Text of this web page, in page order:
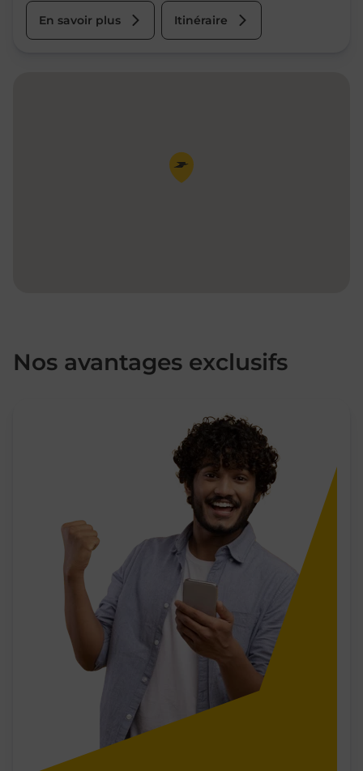
En savoir plus Itinéraire
Pin de la carte
Nos avantages exclusifs